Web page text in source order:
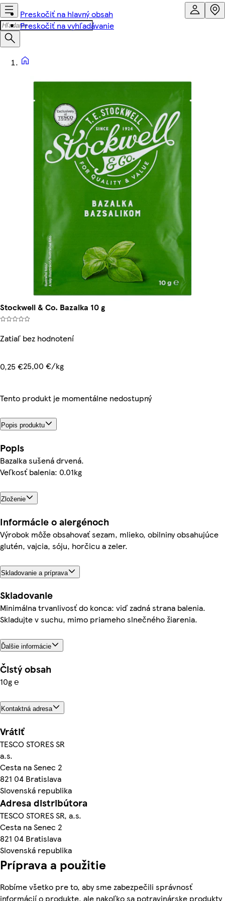
Preskočiť na hlavný obsah
Preskočiť na vyhľadávanie
Stockwell & Co. Bazalka 10 g
Zatiaľ bez hodnotení
0,25 €25,00 €/kg
Tento produkt je momentálne nedostupný
Popis produktu
Popis
Bazalka sušená drvená.
Veľkosť balenia: 0.01kg
Zloženie
Informácie o alergénoch
Výrobok môže obsahovať sezam, mlieko, obilniny obsahujúce
glutén, vajcia, sóju, horčicu a zeler.
Skladovanie a príprava
Skladovanie
Minimálna trvanlivosť do konca: viď zadná strana balenia.
Skladujte v suchu, mimo priameho slnečného žiarenia.
Ďalšie informácie
Čistý obsah
10g ℮
Kontaktná adresa
Vrátiť
TESCO STORES SR
a.s.
Cesta na Senec 2
821 04 Bratislava
Slovenská republika
Adresa distribútora
TESCO STORES SR, a.s.
Cesta na Senec 2
821 04 Bratislava
Slovenská republika
Príprava a použitie
Robíme všetko pre to, aby sme zabezpečili správnosť
informácií o produkte, ale nakoľko sa potravinárske produkty